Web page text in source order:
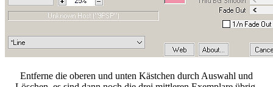
Entferne die oberen und unten Kästchen durch Auswahl und